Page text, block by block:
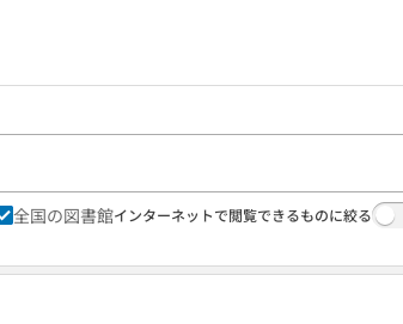
全国の図書館インターネットで閲覧できるものに絞る